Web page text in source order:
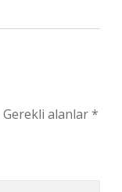
Gerekli alanlar*